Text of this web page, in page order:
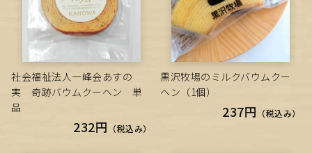
社会福祉法人一峰会あすの
実 奇跡バウムクーヘン 単
品
232円 （税込み）
黒沢牧場のミルクバウムクー
ヘン（1個）
237円 （税込み）